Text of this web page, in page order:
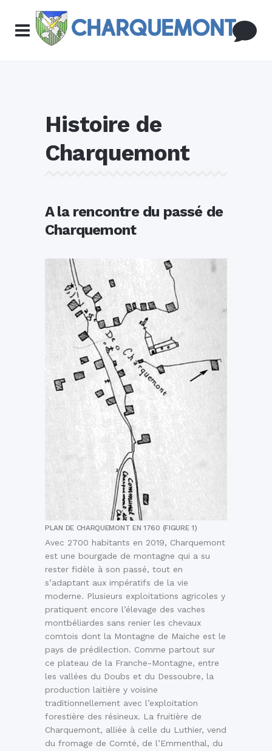
Histoire de
Charquemont
A la rencontre du passé de
Charquemont
PLAN DE CHARQUEMONT EN 1760 (FIGURE 1)
Avec 2700 habitants en 2019, Charquemont
est une bourgade de montagne qui a su
rester fidèle à son passé, tout en
s’adaptant aux impératifs de la vie
moderne. Plusieurs exploitations agricoles y
pratiquent encore l’élevage des vaches
montbéliardes sans renier les chevaux
comtois dont la Montagne de Maiche est le
pays de prédilection. Comme partout sur
ce plateau de la Franche-Montagne, entre
les vallées du Doubs et du Dessoubre, la
production laitière y voisine
traditionnellement avec l’exploitation
forestière des résineux. La fruitière de
Charquemont, alliée à celle du Luthier, vend
du fromage de Comté, de l’Emmenthal, du